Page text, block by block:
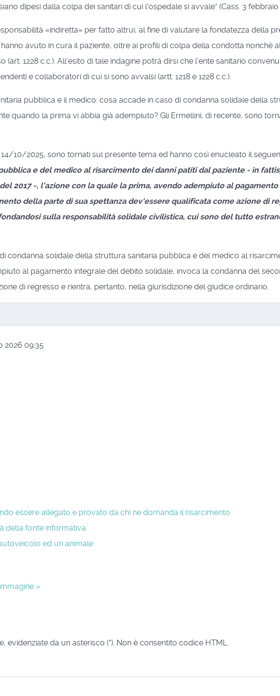
dipesi dalla colpa dei sanitari di cui l'ospedale si avvale” (Cass. 3 febbraio
«indiretta» per fatto altrui, al fine di valutare la fondatezza della
avuto in cura il paziente, oltre ai profili di colpa della condotta nonché
1228 c.c.). All’esito di tale indagine potrà dirsi che l’ente sanitario
e collaboratori di cui si sono avvalsi (artt. 1218 e 1228 c.c.).
pubblica e il medico: cosa accade in caso di condanna solidale della
quando la prima vi abbia già adempiuto? Gli Ermellini, di recente, sono
14/10/2025, sono tornati sul presente tema ed hanno così enucleato il
e del medico al risarcimento dei danni patiti dal paziente - in
2017 -, l'azione con la quale la prima, avendo adempiuto al
della parte di sua spettanza dev'essere qualificata come azione di
sulla responsabilità solidale civilistica, cui sono del tutto
condanna solidale della struttura sanitaria pubblica e del medico al
al pagamento integrale del debito solidale, invoca la condanna del
di regresso e rientra, pertanto, nella giurisdizione del giudice ordinario.
2026 09:35
essere allegato e provato da chi ne domanda il risarcimento
della fonte informativa
ed un animale
»
da un asterisco (*). Non è consentito codice HTML.